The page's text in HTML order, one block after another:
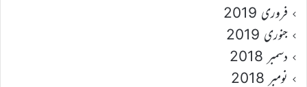
فروری 2019
جنوری 2019
دسمبر 2018
نومبر 2018